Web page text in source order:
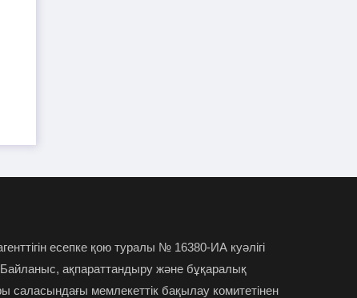
29-07-2026
Күдікті қылмыстық іс,
есепке қою туралы № 16380-ИА куәлігі
ақпараттандыру және бұқаралық
саласындағы мемлекеттік бақылау комитетінен